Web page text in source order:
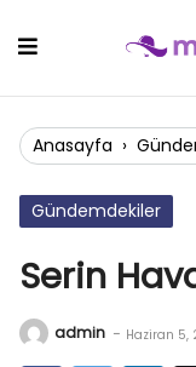
Anasayfa ›
Gündemdekiler
Serin
admin - Haziran 5,